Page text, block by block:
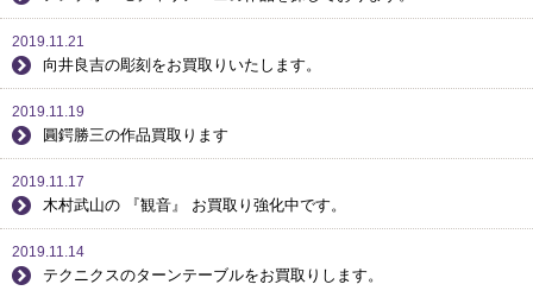
2019.11.21
向井良吉の彫刻をお買取りいたします。
2019.11.19
圓鍔勝三の作品買取ります
2019.11.17
木村武山の 『観音』 お買取り強化中です。
2019.11.14
テクニクスのターンテーブルをお買取りします。